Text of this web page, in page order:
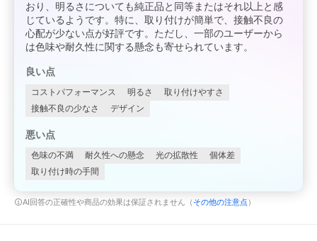
おり、明るさについても純正品と同等またはそれ以上と感
じているようです。特に、取り付けが簡単で、接触不良の
心配が少ない点が好評です。ただし、一部のユーザーから
は色味や耐久性に関する懸念も寄せられています。
良い点
コストパフォーマンス 明るさ
取り付けやすさ
接触不良の少なさ
デザイン
悪い点
色味の不満 耐久性への懸念 光の拡散性
個体差
取り付け時の手間
AI回答の正確性や商品の効果は保証されません（ その他の注意点 ）